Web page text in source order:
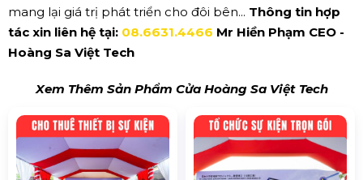
mang lại giá trị phát triển cho đôi bên... Thông tin hợp
tác xin liên hệ tại: 08.6631.4466 Mr Hiền Phạm CEO -
Hoàng Sa Việt Tech
Xem Thêm Sản Phẩm Cửa Hoàng Sa Việt Tech